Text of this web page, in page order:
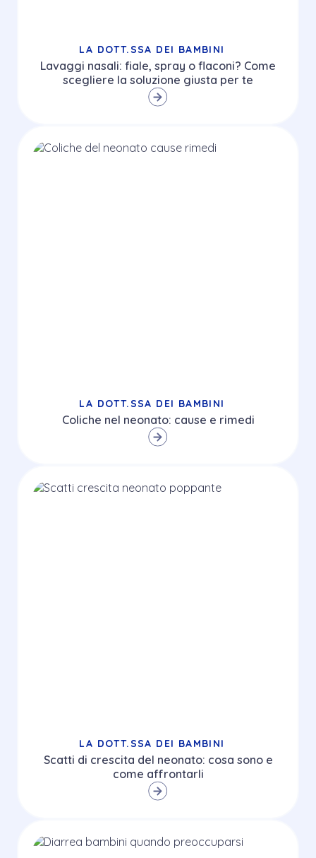
LA DOTT.SSA DEI BAMBINI
Lavaggi nasali: fiale, spray o flaconi? Come
scegliere la soluzione giusta per te
LA DOTT.SSA DEI BAMBINI
Coliche nel neonato: cause e rimedi
LA DOTT.SSA DEI BAMBINI
Scatti di crescita del neonato: cosa sono e
come affrontarli